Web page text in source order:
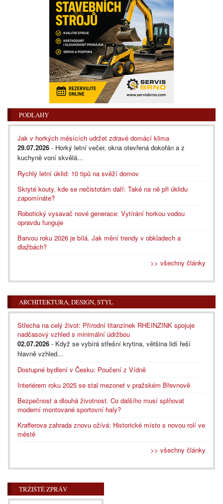
PODLAHY
Jak v horkých měsících udržet zdravé domácí klima
29.07.2026 - Horký letní večer, okna otevřená dokořán a z
kuchyně voní skvělá...
Rychlý letní úklid: 10 tipů na svěží domov
Skryté kouty, kde se nečistotám daří: Také na ně při úklidu
zapomínáte?
Robotický vysavač nové generace: Vytírání horkou vodou
opravdu funguje
Barvou roku 2026 je bílá. Jak mění trendy v obkladech a
dlažbách?
>> všechny články
ARCHITEKTURA, DESIGN, STYL
Střecha na celý život: Přírodní titanzinek RHEINZINK spojuje
nadčasový vzhled s minimální údržbou
02.07.2026 - Když se vybírá střešní krytina, většina lidí řeší
hlavně vzhled...
Dostupné bydlení v Česku: Poučení z Vídně
Interiérem roku 2025 se stal mezonet v pražském Břevnově
Bezpečnost a dlouhá životnost. Co dalšího musí splňovat
moderní montované sportovní haly?
Krafferova zahrada znovu ožívá: Historické místo s novou rolí ve
městě
>> všechny články
TRŽIŠTĚ ZPRÁV